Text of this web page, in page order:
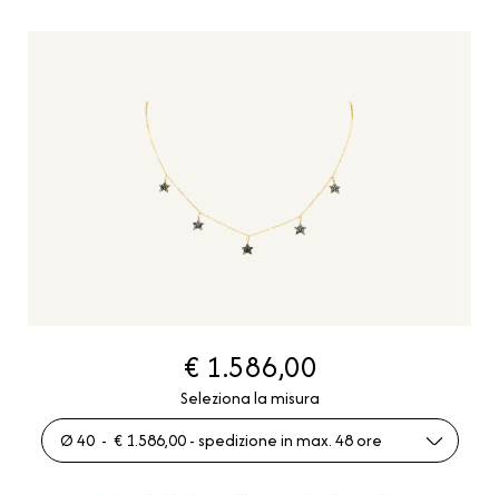
€ 1.586,00
Seleziona la misura
Ø 40 - € 1.586,00 - spedizione in max. 48 ore